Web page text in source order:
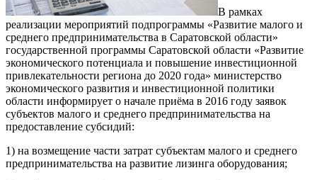
В рамках
реализации мероприятий подпрограммы «Развитие малого и
среднего предпринимательства в Саратовской области»
государственной программы Саратовской области «Развитие
экономического потенциала и повышение инвестиционной
привлекательности региона до 2020 года» министерство
экономического развития и инвестиционной политики
области информирует о начале приёма в 2016 году заявок
субъектов малого и среднего предпринимательства на
предоставление субсидий:
1) на возмещение части затрат субъектам малого и среднего
предпринимательства на развитие лизинга оборудования;